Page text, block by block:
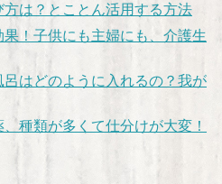
方は？とことん活用する方法
果！子供にも主婦にも、介護生
呂はどのように入れるの？我が
、種類が多くて仕分けが大変！